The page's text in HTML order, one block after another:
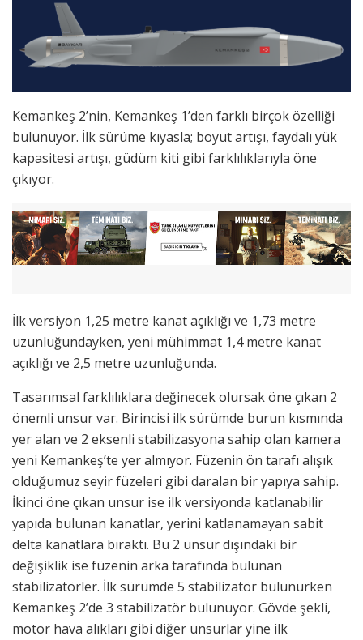
Kemankeş 2’nin, Kemankeş 1’den farklı birçok özelliği
bulunuyor. İlk sürüme kıyasla; boyut artışı, faydalı yük
kapasitesi artışı, güdüm kiti gibi farklılıklarıyla öne
çıkıyor.
İlk versiyon 1,25 metre kanat açıklığı ve 1,73 metre
uzunluğundayken, yeni mühimmat 1,4 metre kanat
açıklığı ve 2,5 metre uzunluğunda.
Tasarımsal farklılıklara değinecek olursak öne çıkan 2
önemli unsur var. Birincisi ilk sürümde burun kısmında
yer alan ve 2 eksenli stabilizasyona sahip olan kamera
yeni Kemankeş’te yer almıyor. Füzenin ön tarafı alışık
olduğumuz seyir füzeleri gibi daralan bir yapıya sahip.
İkinci öne çıkan unsur ise ilk versiyonda katlanabilir
yapıda bulunan kanatlar, yerini katlanamayan sabit
delta kanatlara bıraktı. Bu 2 unsur dışındaki bir
değişiklik ise füzenin arka tarafında bulunan
stabilizatörler. İlk sürümde 5 stabilizatör bulunurken
Kemankeş 2’de 3 stabilizatör bulunuyor. Gövde şekli,
motor hava alıkları gibi diğer unsurlar yine ilk